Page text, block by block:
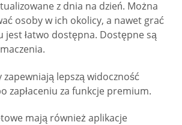
z dnia na dzień. Można
osoby w ich okolicy, a nawet grać
jest łatwo dostępna. Dostępne są
lepszą widoczność
zapłaceniu za funkcje premium.
mają również aplikacje